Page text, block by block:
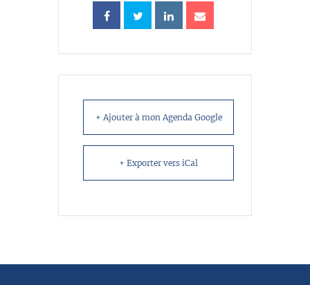
+ Ajouter à mon Agenda Google
+ Exporter vers iCal